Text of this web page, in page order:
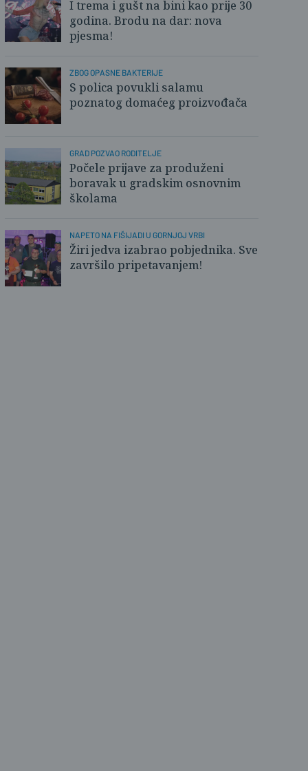
I trema i gušt na bini kao prije 30
godina. Brodu na dar: nova
pjesma!
ZBOG OPASNE BAKTERIJE
S polica povukli salamu
poznatog domaćeg proizvođača
GRAD POZVAO RODITELJE
Počele prijave za produženi
boravak u gradskim osnovnim
školama
NAPETO NA FIŠIJADI U GORNJOJ VRBI
Žiri jedva izabrao pobjednika. Sve
završilo pripetavanjem!